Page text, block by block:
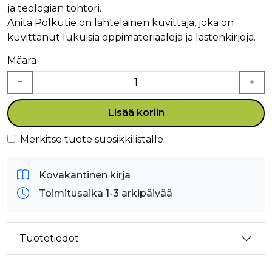
ja teologian tohtori.
Anita Polkutie on lahtelainen kuvittaja, joka on
kuvittanut lukuisia oppimateriaaleja ja lastenkirjoja.
Määrä
Lisää koriin
Merkitse tuote suosikkilistalle
Kovakantinen kirja
Toimitusaika 1-3 arkipäivää
Tuotetiedot